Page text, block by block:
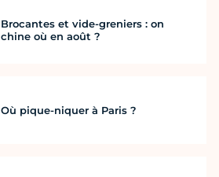
Brocantes et vide-greniers : on
chine où en août ?
Où pique-niquer à Paris ?